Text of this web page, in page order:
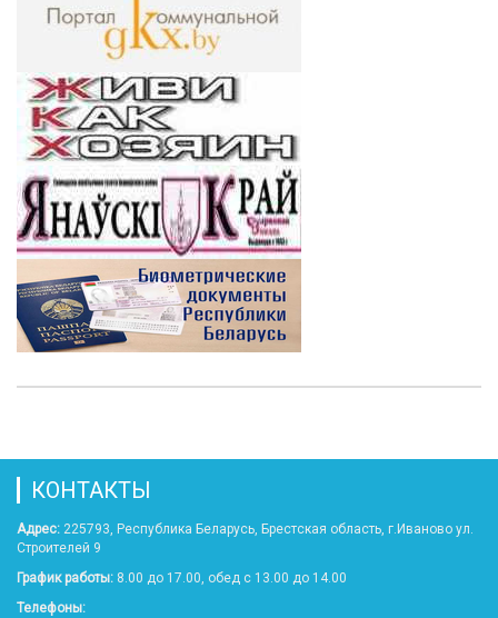
КОНТАКТЫ
Адрес: 225793, Республика Беларусь, Брестская область, г.Иваново ул.
Строителей 9
График работы: 8.00 до 17.00, обед с 13.00 до 14.00
Телефоны: